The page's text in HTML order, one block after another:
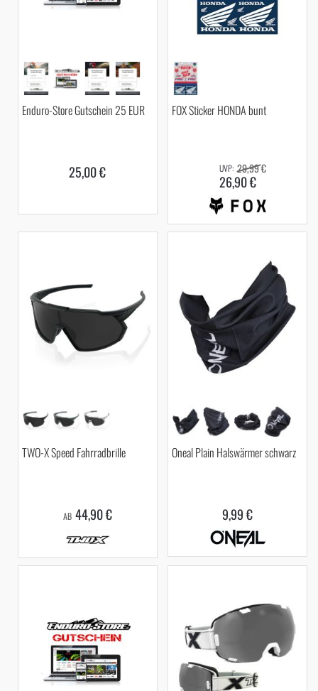
Enduro-Store Gutschein 25 EUR
25,00 €
FOX Sticker HONDA bunt
26,90 €
29,99 €
TWO-X Speed Fahrradbrille
AB 44,90 €
Oneal Plain Halswärmer schwarz
9,99 €